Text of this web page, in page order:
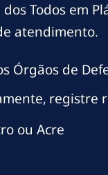
Todos em
atendimento.
Órgãos de
registre
ou Acre